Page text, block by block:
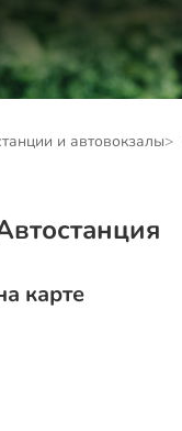
и автовокзалы
карте